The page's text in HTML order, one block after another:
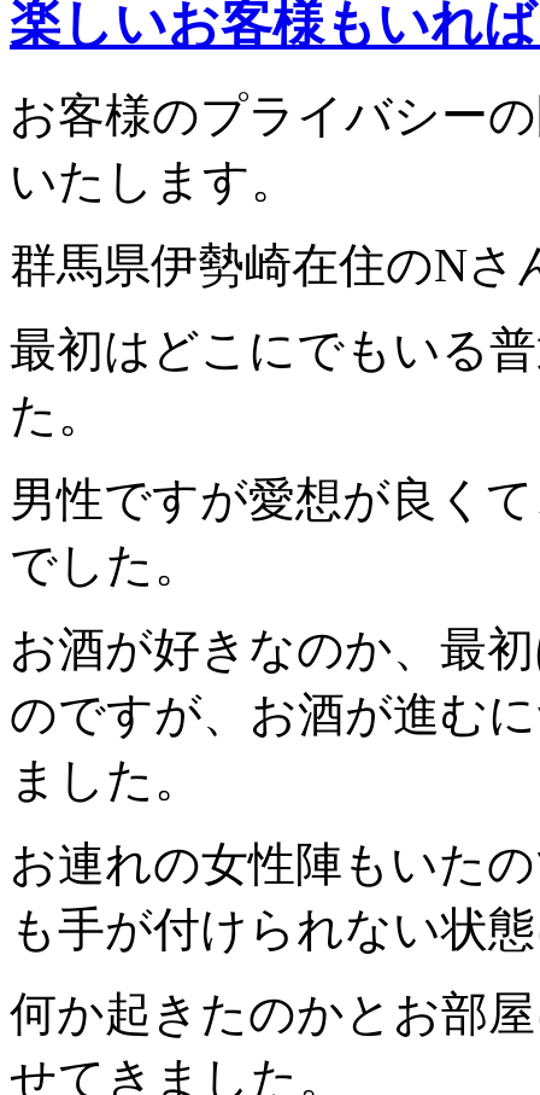
楽しいお客様もいれ
お客様のプライバシー
いたします。
群馬県伊勢崎在住のNさ
最初はどこにでもいる
た。
男性ですが愛想が良く
でした。
お酒が好きなのか、最
のですが、お酒が進む
ました。
お連れの女性陣もいた
も手が付けられない状
何か起きたのかとお部
せてきました。